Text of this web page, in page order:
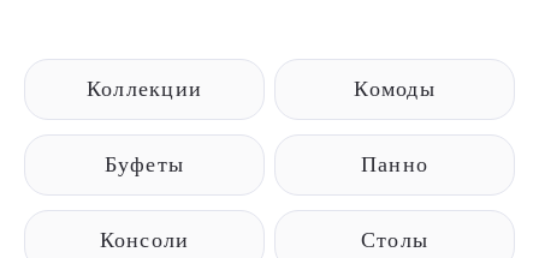
Коллекции Комоды
Буфеты Панно
Консоли Столы